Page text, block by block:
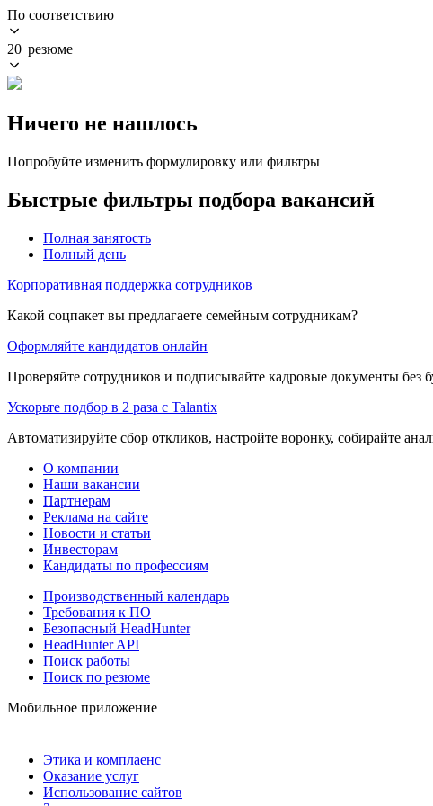
По соответствию
20 резюме
Ничего не нашлось
Попробуйте изменить формулировку или фильтры
Быстрые фильтры подбора вакансий
Полная занятость
Полный день
Корпоративная поддержка сотрудников
Какой соцпакет вы предлагаете семейным сотрудникам?
Оформляйте кандидатов онлайн
Проверяйте сотрудников и подписывайте кадровые документы без
Ускорьте подбор в 2 раза с Talantix
Автоматизируйте сбор откликов, настройте воронку, собирайте
О компании
Наши вакансии
Партнерам
Реклама на сайте
Новости и статьи
Инвесторам
Кандидаты по профессиям
Производственный календарь
Требования к ПО
Безопасный HeadHunter
HeadHunter API
Поиск работы
Поиск по резюме
Мобильное приложение
Этика и комплаенс
Оказание услуг
Использование сайтов